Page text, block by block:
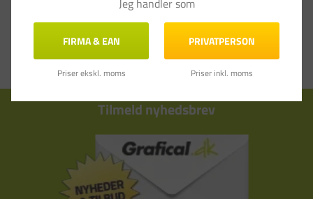
Tilmeld nyhedsbrev
FIRMA & EAN
Priser ekskl. moms
PRIVATPERSON
Priser inkl. moms